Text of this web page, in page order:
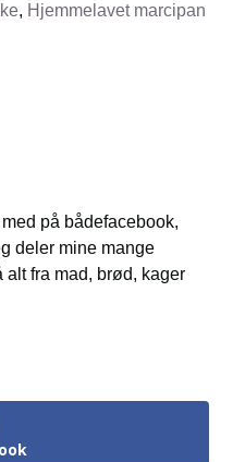
, Hjemmelavet marcipan
på bådefacebook,
deler mine mange
fra mad, brød, kager